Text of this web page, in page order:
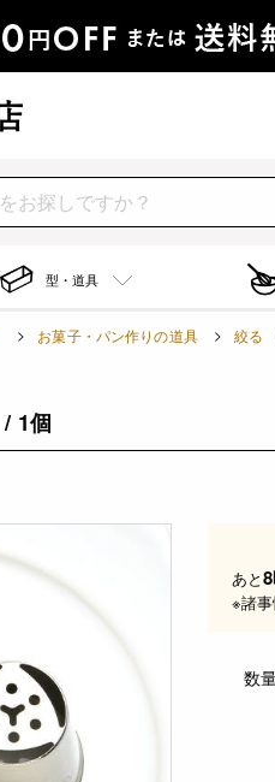
型・道具
お菓子・パン作りの道具 絞る
1個
あと
※諸
数